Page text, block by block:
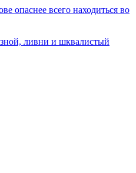
опаснее всего находиться во
ливни и шквалистый